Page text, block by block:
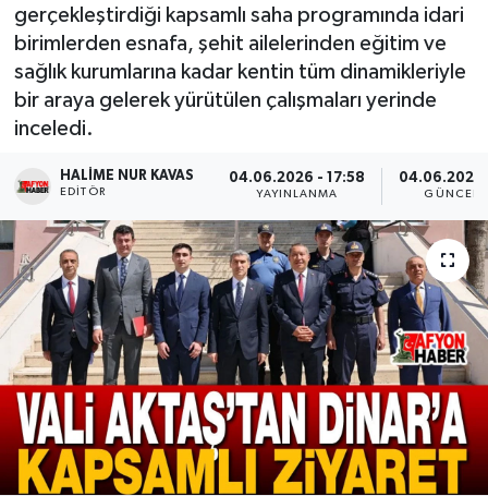
gerçekleştirdiği kapsamlı saha programında idari
birimlerden esnafa, şehit ailelerinden eğitim ve
sağlık kurumlarına kadar kentin tüm dinamikleriyle
bir araya gelerek yürütülen çalışmaları yerinde
inceledi.
HALIME NUR KAVAS
EDITÖR
04.06.2026 - 17:58
YAYINLANMA
04.06.2026
Sivil Toplum
Ekonomi
Magazin
Etkinlikler